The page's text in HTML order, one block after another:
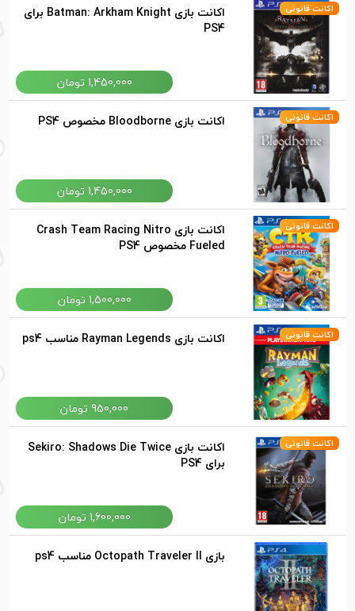
اکانت قانونی
اکانت بازی Batman: Arkham Knight برای
PS4
1,450,000 تومان
اکانت قانونی اکانت بازی Bloodborne مخصوص PS4
1,450,000 تومان
اکانت قانونی
اکانت بازی Crash Team Racing Nitro
Fueled مخصوص PS4
1,500,000 تومان
اکانت قانونی اکانت بازی Rayman Legends مناسب ps4
950,000 تومان
اکانت قانونی
اکانت بازی Sekiro: Shadows Die Twice
برای PS4
1,600,000 تومان
بازی Octopath Traveler II مناسب ps4